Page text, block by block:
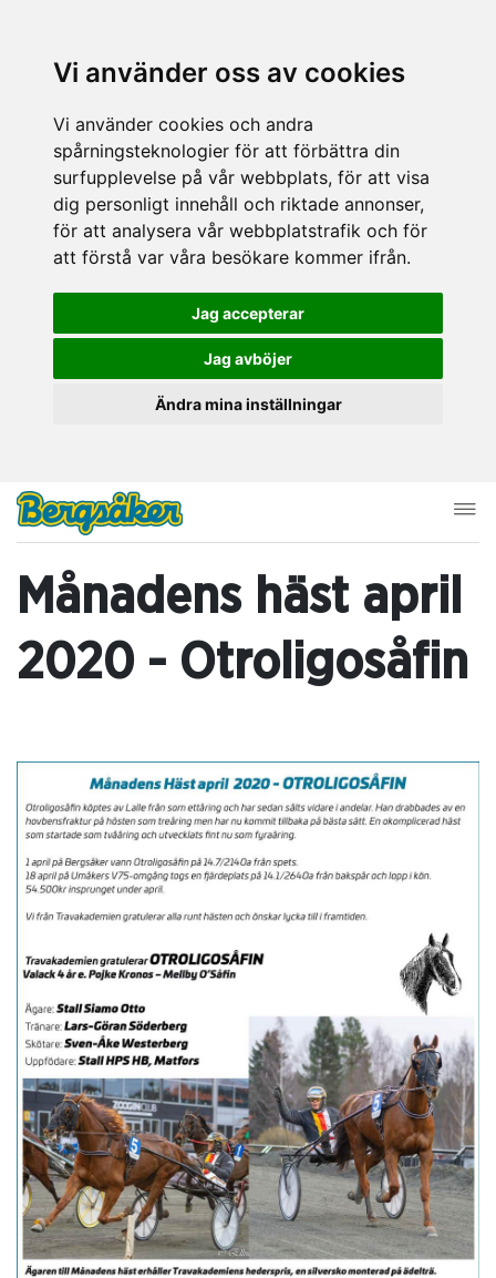
Vi använder oss av cookies
Vi använder cookies och andra
spårningsteknologier för att förbättra din
surfupplevelse på vår webbplats, för att visa
dig personligt innehåll och riktade annonser,
för att analysera vår webbplatstrafik och för
att förstå var våra besökare kommer ifrån.
Jag accepterar
Jag avböjer
Ändra mina inställningar
Månadens häst april
2020 - Otroligosåfin